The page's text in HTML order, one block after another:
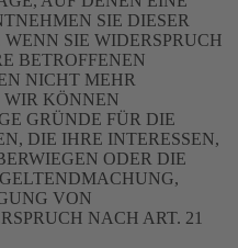
SIE DIESER
SIE WIDERSPRUCH
BETROFFENEN
NICHT MEHR
WIR KÖNNEN
GRÜNDE FÜR DIE
DIE IHRE INTERESSEN,
ODER DIE
VON
NACH ART. 21